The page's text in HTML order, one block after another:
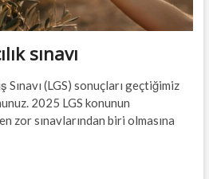
sınavı
Sınavı (LGS) sonuçları geçtiğimiz
2025 LGS konunun
zor sınavlarından biri olmasına